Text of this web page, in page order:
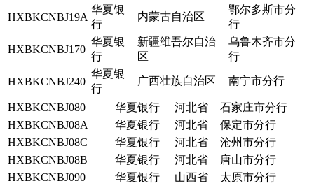
HXBKCNBJ19A
华夏银
行
内蒙古自治区
鄂尔多斯市分
行
HXBKCNBJ170
华夏银
行
新疆维吾尔自治
区
乌鲁木齐市分
行
HXBKCNBJ240
华夏银
行
广西壮族自治区 南宁市分行
HXBKCNBJ080 华夏银行 河北省
石家庄市分行
HXBKCNBJ08A
华夏银行 河北省
保定市分行
HXBKCNBJ08C
华夏银行 河北省
沧州市分行
HXBKCNBJ08B
华夏银行 河北省
唐山市分行
HXBKCNBJ090
华夏银行 山西省
太原市分行